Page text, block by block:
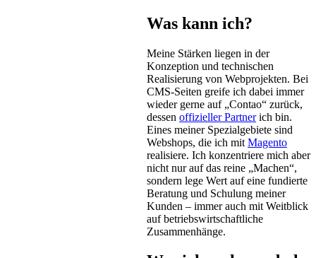
Was kann ich?
Meine Stärken liegen in der
Konzeption und technischen
Realisierung von Webprojekten. Bei
CMS-Seiten greife ich dabei immer
wieder gerne auf „Contao“ zurück,
dessen offizieller Partnerich bin.
Eines meiner Spezialgebiete sind
Webshops, die ich mit Magento
realisiere. Ich konzentriere mich aber
nicht nur auf das reine „Machen“,
sondern lege Wert auf eine fundierte
Beratung und Schulung meiner
Kunden – immer auch mit Weitblick
auf betriebswirtschaftliche
Zusammenhänge.